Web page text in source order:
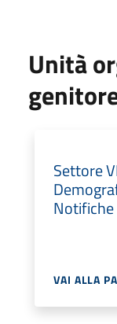
Unità
Settore
Notifiche
VAI ALLA